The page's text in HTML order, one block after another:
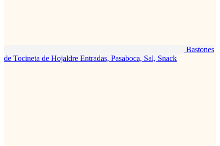
Bastones
de Tocineta de Hojaldre Entradas, Pasaboca, Sal, Snack